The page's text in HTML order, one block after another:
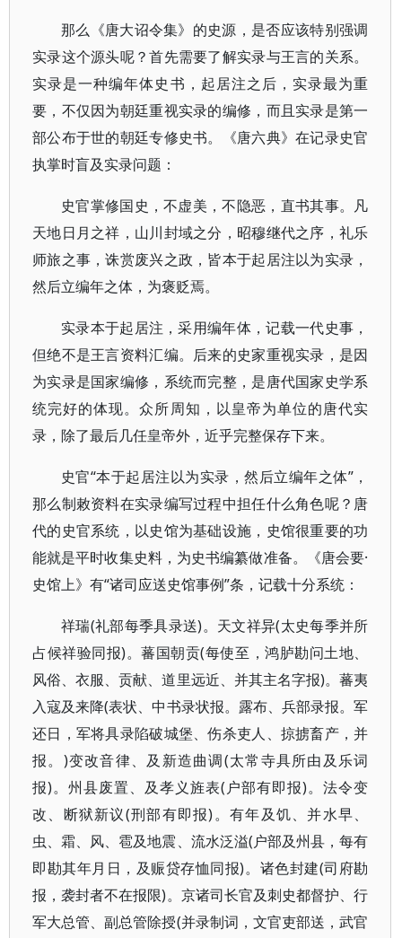
那么《唐大诏令集》的史源，是否应该特别强调
实录这个源头呢？首先需要了解实录与王言的关系。
实录是一种编年体史书，起居注之后，实录最为重
要，不仅因为朝廷重视实录的编修，而且实录是第一
部公布于世的朝廷专修史书。《唐六典》在记录史官
执掌时盲及实录问题：
史官掌修国史，不虚美，不隐恶，直书其事。凡
天地日月之祥，山川封域之分，昭穆继代之序，礼乐
师旅之事，诛赏废兴之政，皆本于起居注以为实录，
然后立编年之体，为褒贬焉。
实录本于起居注，采用编年体，记载一代史事，
但绝不是王言资料汇编。后来的史家重视实录，是因
为实录是国家编修，系统而完整，是唐代国家史学系
统完好的体现。众所周知，以皇帝为单位的唐代实
录，除了最后几任皇帝外，近乎完整保存下来。
史官“本于起居注以为实录，然后立编年之体”，
那么制敕资料在实录编写过程中担任什么角色呢？唐
代的史官系统，以史馆为基础设施，史馆很重要的功
能就是平时收集史料，为史书编纂做准备。《唐会要·
史馆上》有“诸司应送史馆事例”条，记载十分系统：
祥瑞(礼部每季具录送)。天文祥异(太史每季并所
占候祥验同报)。蕃国朝贡(每使至，鸿胪勘问土地、
风俗、衣服、贡献、道里远近、并其主名字报)。蕃夷
入寇及来降(表状、中书录状报。露布、兵部录报。军
还日，军将具录陷破城堡、伤杀吏人、掠掳畜产，并
报。)变改音律、及新造曲调(太常寺具所由及乐词
报)。州县废置、及孝义旌表(户部有即报)。法令变
改、断狱新议(刑部有即报)。有年及饥、并水早、
虫、霜、风、雹及地震、流水泛溢(户部及州县，每有
即勘其年月日，及赈贷存恤同报)。诸色封建(司府勘
报，袭封者不在报限)。京诸司长官及刺史都督护、行
军大总管、副总管除授(并录制词，文官吏部送，武官